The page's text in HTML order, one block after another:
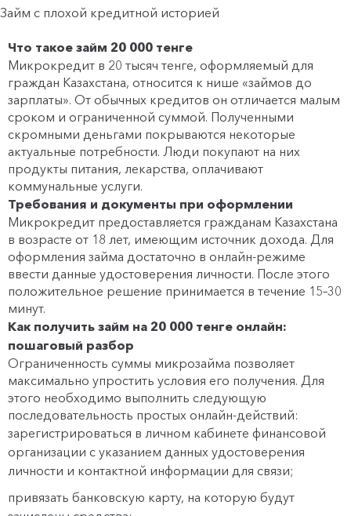
Займ с плохой кредитной историей
Что такое займ 20 000 тенге
Микрокредит в 20 тысяч тенге, оформляемый для
граждан Казахстана, относится к нише «займов до
зарплаты». От обычных кредитов он отличается малым
сроком и ограниченной суммой. Полученными
скромными деньгами покрываются некоторые
актуальные потребности. Люди покупают на них
продукты питания, лекарства, оплачивают
коммунальные услуги.
Требования и документы при оформлении
Микрокредит предоставляется гражданам Казахстана
в возрасте от 18 лет, имеющим источник дохода. Для
оформления займа достаточно в онлайн-режиме
ввести данные удостоверения личности. После этого
положительное решение принимается в течение 15–30
минут.
Как получить займ на 20 000 тенге онлайн:
пошаговый разбор
Ограниченность суммы микрозайма позволяет
максимально упростить условия его получения. Для
этого необходимо выполнить следующую
последовательность простых онлайн-действий:
зарегистрироваться в личном кабинете финансовой
организации с указанием данных удостоверения
личности и контактной информации для связи;
привязать банковскую карту, на которую будут